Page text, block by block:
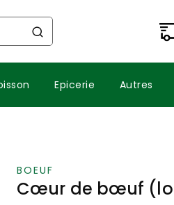
Epicerie Autres
BOEUF
Cœur de bœuf